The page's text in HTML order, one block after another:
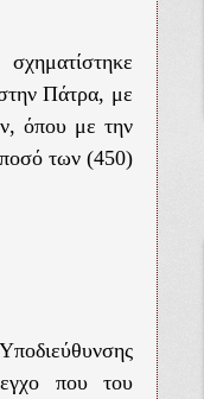
Πάτρα, με
όπου με την
ποσό των (450)
που του